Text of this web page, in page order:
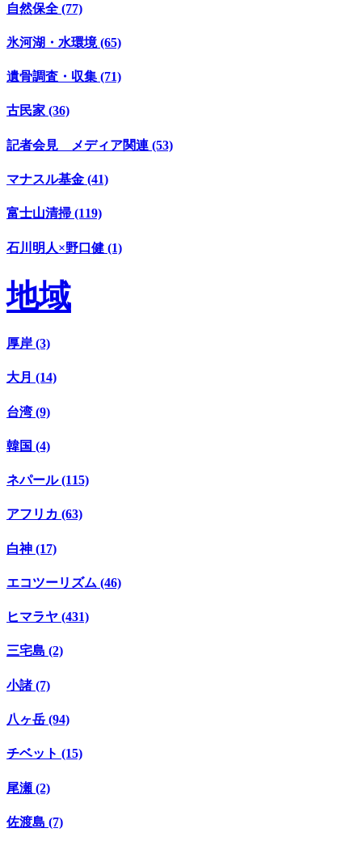
自然保全 (77)
氷河湖・水環境 (65)
遺骨調査・収集 (71)
古民家 (36)
記者会見 メディア関連 (53)
マナスル基金 (41)
富士山清掃 (119)
石川明人×野口健 (1)
地域
厚岸 (3)
大月 (14)
台湾 (9)
韓国 (4)
ネパール (115)
アフリカ (63)
白神 (17)
エコツーリズム (46)
ヒマラヤ (431)
三宅島 (2)
小諸 (7)
八ヶ岳 (94)
チベット (15)
尾瀬 (2)
佐渡島 (7)